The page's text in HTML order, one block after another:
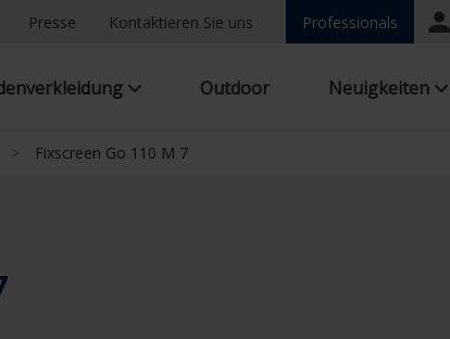
Presse Kontaktieren Sie uns Professionals
Portal
Outdoor Neuigkeiten
> Fixscreen Go 110 M 7